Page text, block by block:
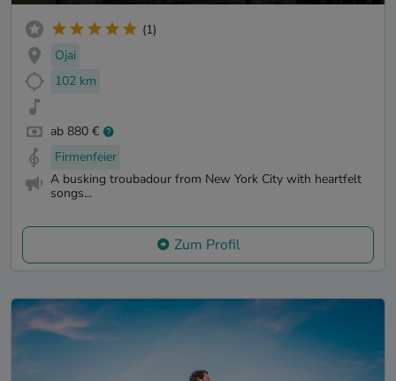
(1)
Ojai
102 km
ab 880 €
Firmenfeier
A busking troubadour from New York City with heartfelt
songs...
Zum Profil